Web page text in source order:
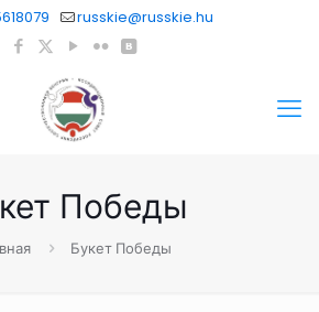
russkie@russkie.hu
Победы
Букет Победы